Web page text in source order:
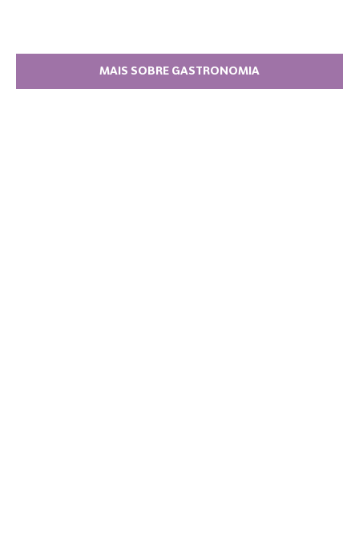
MAIS SOBRE GASTRONOMIA